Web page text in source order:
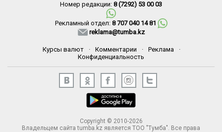
Номер редакции: 8 (7292) 53 00 03
Рекламный отдел: 8 707 040 14 81
reklama@tumba.kz
Курсы валют · Комментарии · Реклама
·
Конфиденциальность
Copyright © 2010-2026
Владельцем сайта tumba.kz является ТОО "Тумба". Все права